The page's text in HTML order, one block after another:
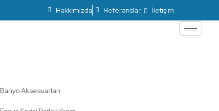
Hakkımızda Referanslar İletişim
Banyo Aksesuarları